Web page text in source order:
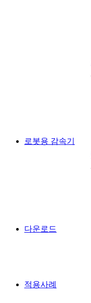
로봇용 감속기
다운로드
적용사례